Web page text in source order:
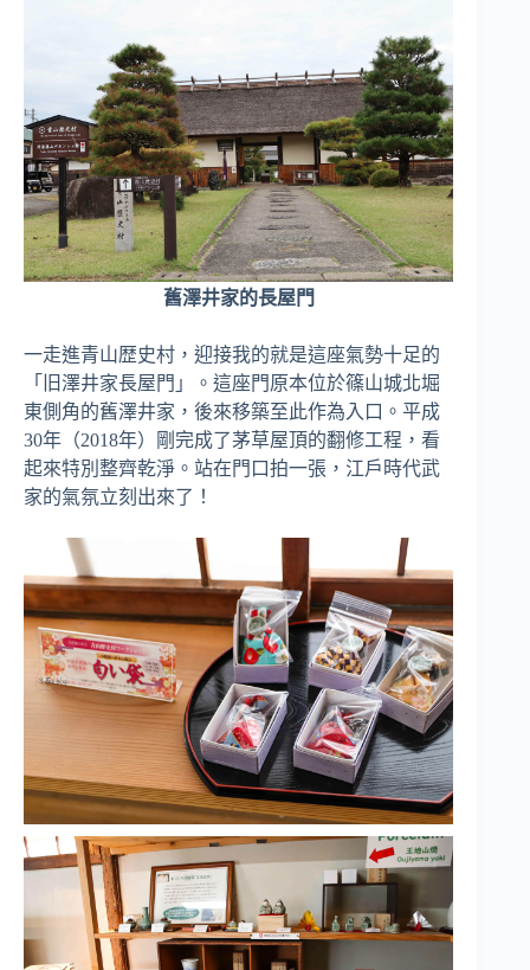
舊澤井家的長屋門
一走進青山歴史村，迎接我的就是這座氣勢十足的
「旧澤井家長屋門」。這座門原本位於篠山城北堀
東側角的舊澤井家，後來移築至此作為入口。平成
30年（2018年）剛完成了茅草屋頂的翻修工程，看
起來特別整齊乾淨。站在門口拍一張，江戶時代武
家的氣氛立刻出來了！